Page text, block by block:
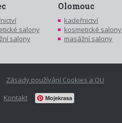
salony
salony
Olomouc
kadeřnictví
kosmetické salony
masážní salony
Zásady používání Cookies a OU
Kontakt Mojekrasa